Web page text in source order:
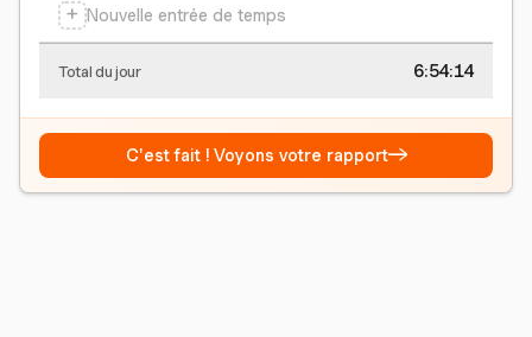
+ Nouvelle entrée de temps
Total du jour 6:54:15
C'est fait ! Voyons votre rapport→